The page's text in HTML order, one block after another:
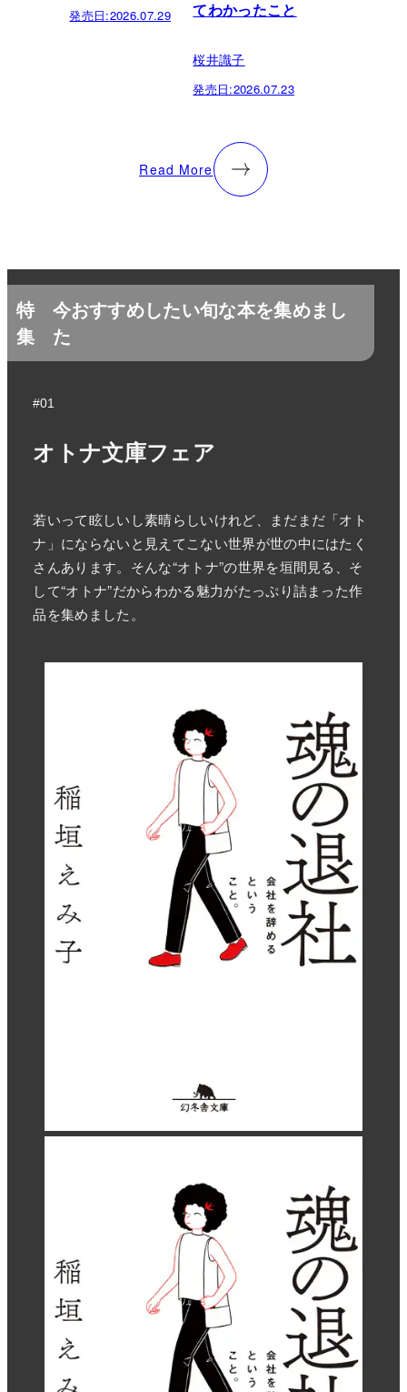
発売日:2026.07.29
てわかったこと
桜井識子
発売日:2026.07.23
Read More
特
集
今おすすめしたい旬な本を集めまし
た
#01
オトナ文庫フェア
若いって眩しいし素晴らしいけれど、まだまだ「オト
ナ」にならないと見えてこない世界が世の中にはたく
さんあります。そんな“オトナ”の世界を垣間見る、そ
して“オトナ”だからわかる魅力がたっぷり詰まった作
品を集めました。